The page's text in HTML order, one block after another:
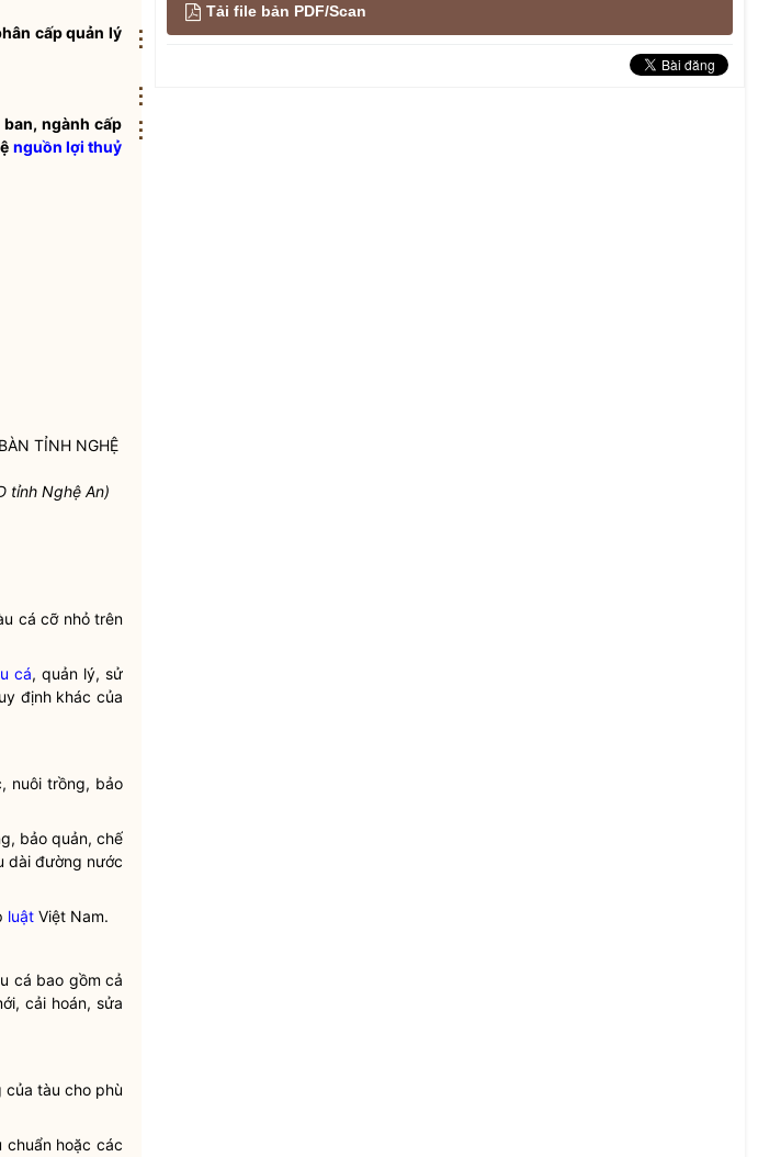
cấp quản lý
ban, ngành cấp
nguồn lợi thuỷ
TỈNH NGHỆ
tỉnh Nghệ An)
cá cỡ nhỏ trên
cá, quản lý, sử
định khác của
nuôi trồng, bảo
bảo quản, chế
dài đường nước
luật Việt Nam.
cá bao gồm cả
cải hoán, sửa
của tàu cho phù
hoặc các
Tải file bản PDF/Scan
⋮
⋮
⋮